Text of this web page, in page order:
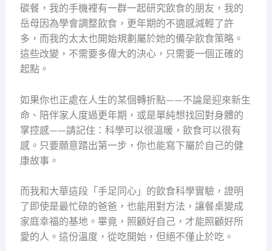
碳餐，我的手機裡有一群一起研究飲食的朋友，我的
岳母因為學會調整飲食，更年期的不適感減輕了許
多，而我的太太也開始規劃屬於她的備孕飲食策略。
這些改變，不需要多偉大的決心，只需要一個正確的
起點。
如果你也正處在人生的某個轉折點——不論是迎來新生
命、陪伴家人度過更年期，或是單純想找回對身體的
掌控感——請記住：科學可以很溫暖，飲食可以很有
感。只要願意踏出第一步，你也能寫下屬於自己的健
康故事。
而我和大華這段「手足同心」的飲食科學實驗，證明
了即使是最忙碌的爸爸，也能用對方法，讓餐桌變成
家庭幸福的基地。畢竟，照顧好自己，才能照顧好所
愛的人。這份溫度，從吃開始，但絕不僅止於吃。